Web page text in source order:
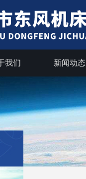
我们 新闻动态